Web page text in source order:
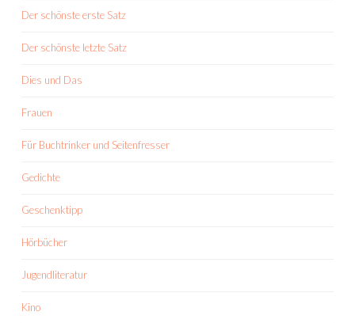
Der schönste erste Satz
Der schönste letzte Satz
Dies und Das
Frauen
Für Buchtrinker und Seitenfresser
Gedichte
Geschenktipp
Hörbücher
Jugendliteratur
Kino